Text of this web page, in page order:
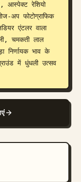
आस्पेक्ट रेशियो
अप फोटोग्राफिक
एंटलर वाला
चमकती लाल
निर्णायक भाव के
में धुंधली उत्सव